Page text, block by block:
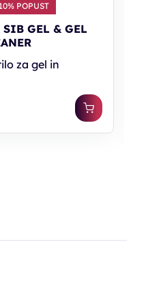
POPUST
GEL & GEL
za gel in